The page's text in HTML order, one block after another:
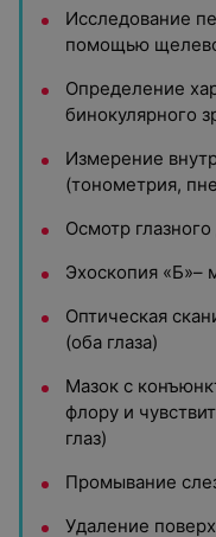
Исследование
помощью
Определение
бинокулярного
Измерение
(тонометрия,
Осмотр
Эхоскопия «Б»–
Оптическая
(оба глаза)
Мазок с
флору и
глаз)
Промывание
Удаление